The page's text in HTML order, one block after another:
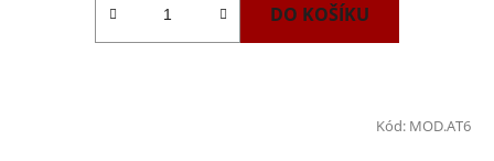
DO KOŠÍKU
Kód: MOD.AT6